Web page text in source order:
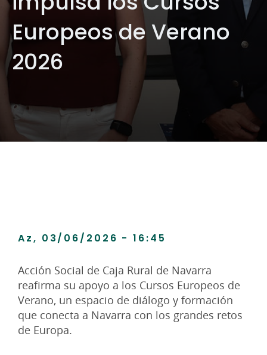
Europeos de Verano
2026
Az, 03/06/2026 - 16:45
Acción Social de Caja Rural de Navarra
reafirma su apoyo a los Cursos Europeos de
Verano, un espacio de diálogo y formación
que conecta a Navarra con los grandes retos
de Europa.